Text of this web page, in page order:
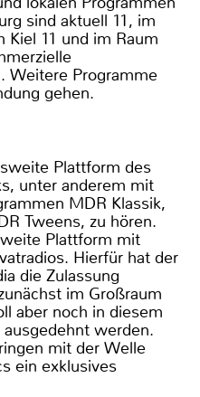
sind aktuell 11, im
Kiel 11 und im Raum
Weitere Programme
gehen.
Plattform des
unter anderem mit
MDR Klassik,
Tweens, zu hören.
Plattform mit
Hierfür hat der
die Zulassung
im Großraum
aber noch in diesem
werden.
mit der Welle
ein exklusives